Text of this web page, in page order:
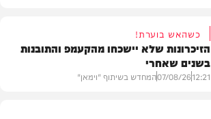
כשהאש בוערת!
הזיכרונות שלא יישכחו מהקעמפ והתובנות
בשנים שאחרי
12:21
07/08/26המחדש בשיתוף "וימאן"